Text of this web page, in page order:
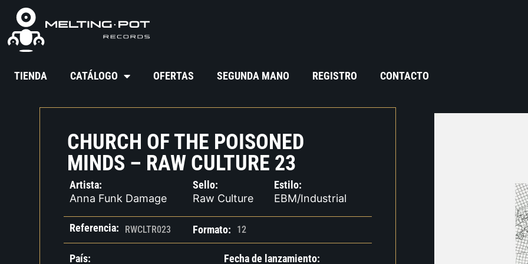
TIENDA CATÁLOGO OFERTAS SEGUNDA MANO REGISTRO CONTACTO
CHURCH OF THE POISONED
MINDS – RAW CULTURE 23
Artista:
Anna Funk Damage
Sello:
Raw Culture
Estilo:
EBM/Industrial
Referencia: RWCLTR023 Formato: 12
País: Fecha de lanzamiento: